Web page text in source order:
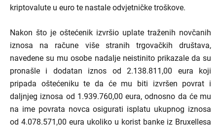
kriptovalute u euro te nastale odvjetničke troškove.
Nakon što je oštećenik izvršio uplate traženih novčanih
iznosa na račune više stranih trgovačkih društava,
navedene su mu osobe nadalje neistinito prikazale da su
pronašle i dodatan iznos od 2.138.811,00 eura koji
pripada oštećeniku te da će mu biti izvršen povrat i
daljnjeg iznosa od 1.939.760,00 eura, odnosno da će mu
na ime povrata novca osigurati isplatu ukupnog iznosa
od 4.078.571,00 eura ukoliko u korist banke iz Bruxellesa